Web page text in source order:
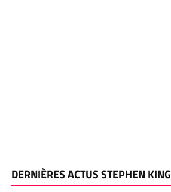
DERNIÈRES ACTUS STEPHEN KING